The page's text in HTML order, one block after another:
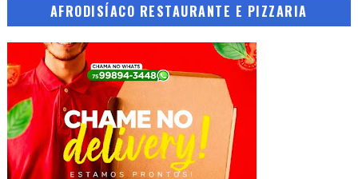
AFRODISÍACO RESTAURANTE E PIZZARIA